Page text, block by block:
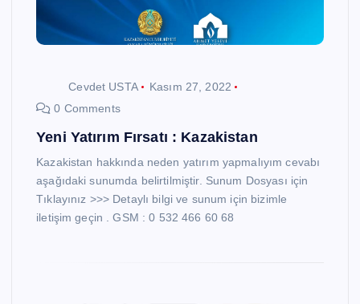
Cevdet USTA
Kasım 27, 2022
0 Comments
Yeni Yatırım Fırsatı : Kazakistan
Kazakistan hakkında neden yatırım yapmalıyım cevabı
aşağıdaki sunumda belirtilmiştir. Sunum Dosyası için
Tıklayınız >>> Detaylı bilgi ve sunum için bizimle
iletişim geçin . GSM : 0 532 466 60 68